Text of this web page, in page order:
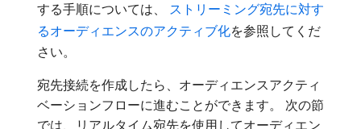
する手順については、
​ ストリーミング宛先に対す
るオーディエンスのアクティブ化を参照してくだ
さい。
宛先接続を作成したら、オーディエンスアクティ
ベーションフローに進むことができます。 次の節
では、リアルタイム宛先を使用してオーディエン